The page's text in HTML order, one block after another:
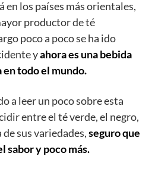
en los países más orientales,
productor de té
poco a poco se ha ido
yahora es una bebida
todo el mundo.
a leer un poco sobre esta
entre el té verde, el negro,
sus variedades,seguro que
sabor y poco más.